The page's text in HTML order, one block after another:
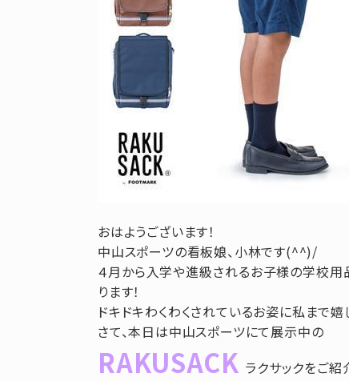
おはようございます！
中山スポーツの看板娘、小林です(^^)/
４月から入学や進級されるお子様の学校
ります！
ドキドキわくわくされているお姿に私まで
さて、本日は中山スポーツにて展示中の
RAKUSACK ラクサックをご紹